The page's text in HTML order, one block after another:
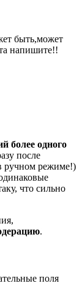
быть,может
напишите!!
более одного
после
ручном режиме!)
что сильно
.
поля